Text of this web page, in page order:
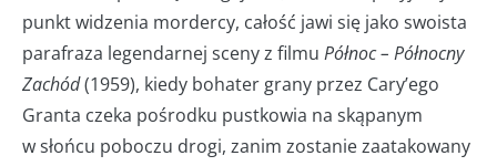
punkt widzenia mordercy, całość jawi się jako swoista
parafraza legendarnej sceny z filmu Północ – Północny
Zachód(1959), kiedy bohater grany przez Cary’ego
Granta czeka pośrodku pustkowia na skąpanym
w słońcu poboczu drogi, zanim zostanie zaatakowany